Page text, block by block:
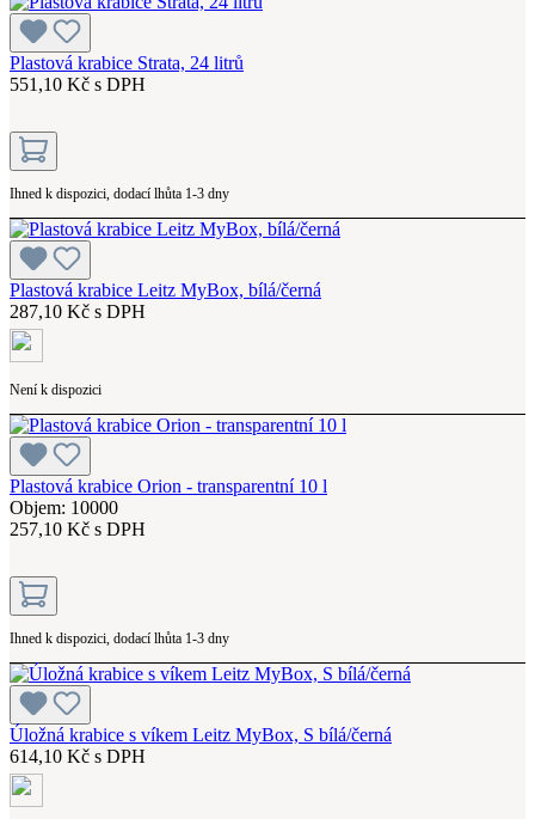
Plastová krabice Strata, 24 litrů
551,10 Kč s DPH
Ihned k dispozici, dodací lhůta 1-3 dny
Plastová krabice Leitz MyBox, bílá/černá
287,10 Kč s DPH
Není k dispozici
Plastová krabice Orion - transparentní 10 l
Objem: 10000
257,10 Kč s DPH
Ihned k dispozici, dodací lhůta 1-3 dny
Úložná krabice s víkem Leitz MyBox, S bílá/černá
614,10 Kč s DPH